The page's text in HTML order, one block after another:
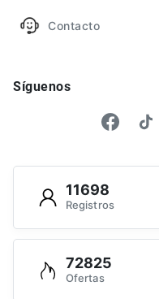
Contacto
Síguenos
11698
Registros
72825
Ofertas